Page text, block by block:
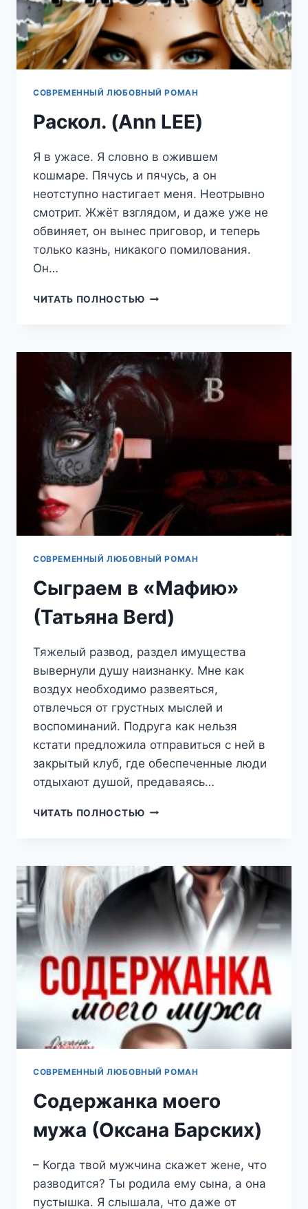
СОВРЕМЕННЫЙ ЛЮБОВНЫЙ РОМАН
Раскол. (Ann LEE)
Я в ужасе. Я словно в ожившем
кошмаре. Пячусь и пячусь, а он
неотступно настигает меня. Неотрывно
смотрит. Жжёт взглядом, и даже уже не
обвиняет, он вынес приговор, и теперь
только казнь, никакого помилования.
Он…
ЧИТАТЬ ПОЛНОСТЬЮ РАСКОЛ.
СОВРЕМЕННЫЙ ЛЮБОВНЫЙ РОМАН
Сыграем в «Мафию»
(Татьяна Berd)
Тяжелый развод, раздел имущества
вывернули душу наизнанку. Мне как
воздух необходимо развеяться,
отвлечься от грустных мыслей и
воспоминаний. Подруга как нельзя
кстати предложила отправиться с ней в
закрытый клуб, где обеспеченные люди
отдыхают душой, предаваясь…
ЧИТАТЬ ПОЛНОСТЬЮ СЫГРАЕМ
BERD)
СОВРЕМЕННЫЙ ЛЮБОВНЫЙ РОМАН
Содержанка моего
мужа (Оксана Барских)
– Когда твой мужчина скажет жене, что
разводится? Ты родила ему сына, а она
пустышка. Я слышала, что даже от